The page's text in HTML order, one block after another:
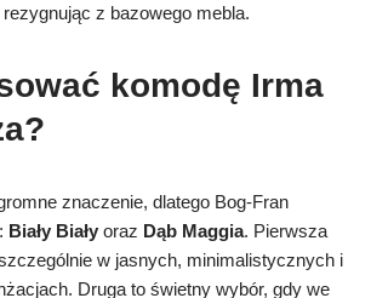
z bazowego mebla.
komodę Irma
znaczenie, dlatego Bog-Fran
Biały Biały oraz Dąb Maggia. Pierwsza
w jasnych, minimalistycznych i
Druga to świetny wybór, gdy we